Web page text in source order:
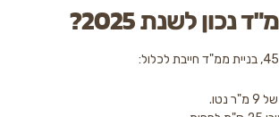
2025?